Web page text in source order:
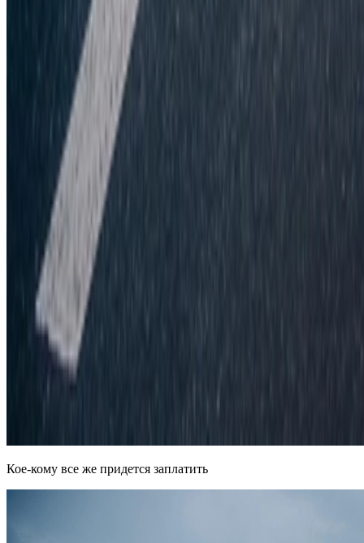
Кое-кому все же придется заплатить